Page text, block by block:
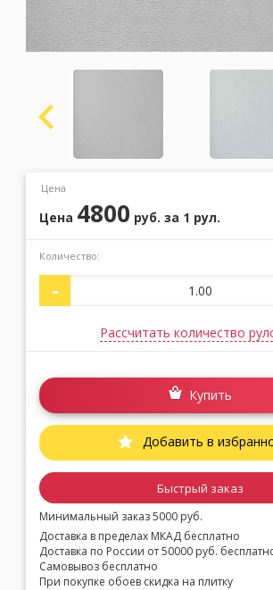
Заказать обратный
Цена
Цена 4800 руб. за 1 рул.
Количество:
-
Рассчитать количество
Купить
Добавить в
Быстрый заказ
Минимальный заказ 5000 руб.
Доставка в пределах МКАД бесплатно
Доставка по России от 50000 руб.
Самовывоз бесплатно
При покупке обоев скидка на плитку